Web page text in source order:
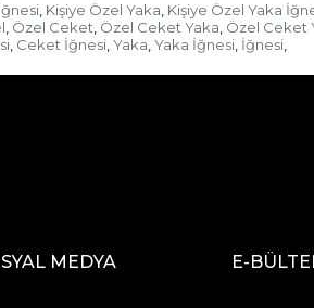
, Kişiye Özel Yaka, Kişiye Özel Yaka
, Özel Ceket, Özel Ceket Yaka, Özel Ceket
, Ceket İğnesi, Yaka, Yaka İğnesi, İğnesi,
MEDYA E-